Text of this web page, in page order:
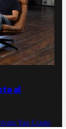
al
Yan Couto